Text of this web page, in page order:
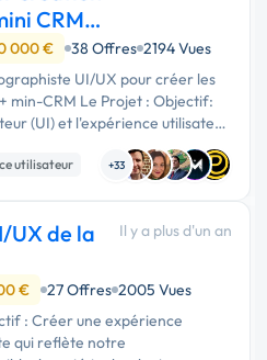
CRM
000 € 38 Offres 2194 Vues
UI/UX pour créer les
: Objectif:
(UI) et l'expérience utilisateur
combinant un tableau de bord
utilisateur +33
UX de la
Il y a plus d'un an
€ 27 Offres 2005 Vues
: Créer une expérience
qui reflète notre